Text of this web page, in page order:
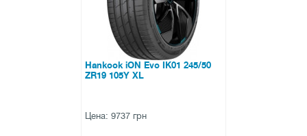
Hankook iON Evo IK01 245/50
ZR19 105Y XL
Цена: 9737 грн